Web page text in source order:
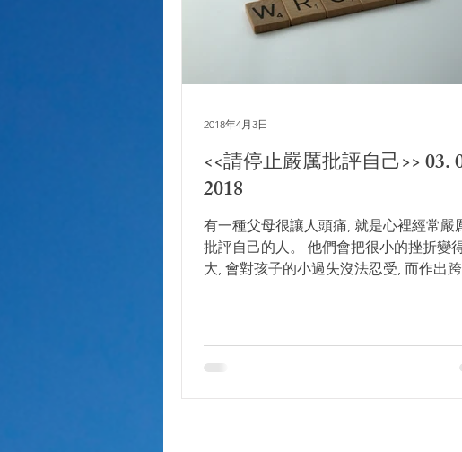
<<請停止嚴厲批評自己>> 03.
2018
有一種父母很讓人頭痛, 就是心裡經常嚴
批評自己的人。 他們會把很小的挫折變
大, 會對孩子的小過失沒法忍受, 而作出跨
2018年4月3日